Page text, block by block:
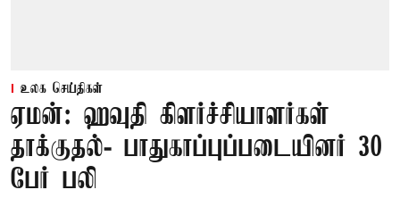
உலக செய்திகள்
ஏமன்: ஹவுதி கிளர்ச்சியாளர்கள்
தாக்குதல்- பாதுகாப்புப்படையினர் 30
பேர் பலி